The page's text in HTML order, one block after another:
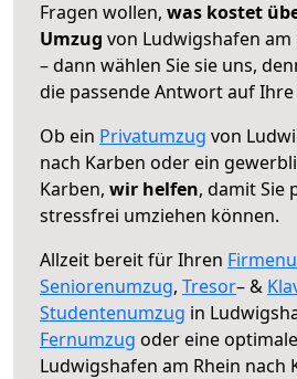
Fragen wollen, was kostet
Umzug von Ludwigshafen am
– dann wählen Sie sie uns,
die passende Antwort auf
Ob ein Privatumzug von
nach Karben oder ein
Karben, wir helfen, damit Sie
stressfrei umziehen können.
Allzeit bereit für Ihren
Seniorenumzug, Tresor– &
Studentenumzug in
Fernumzug oder eine optimale
Ludwigshafen am Rhein nach